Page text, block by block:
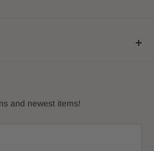
and newest items!